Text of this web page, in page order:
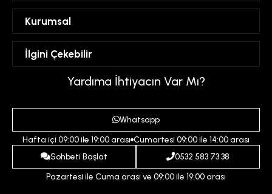
Hesabım
Favorilerim
Kurumsal
Mesafeli Satış Sözleşmesi
Üyelik Sözleşmesi
Gizlilik ve Güvenlik Politikası
Ödeme ve Teslimat Koşulları
İptal ve İade Koşulları
İlgini Çekebilir
İndirim
Yardıma İhtiyacın Var Mı?
Whatsapp
Hafta içi 09:00 ile 19:00 arası Cumartesi 09:00 ile 14:00 arası
Sohbeti Başlat
0532 583 73 38
Pazartesi ile Cuma arası ve 09:00 ile 19:00 arası